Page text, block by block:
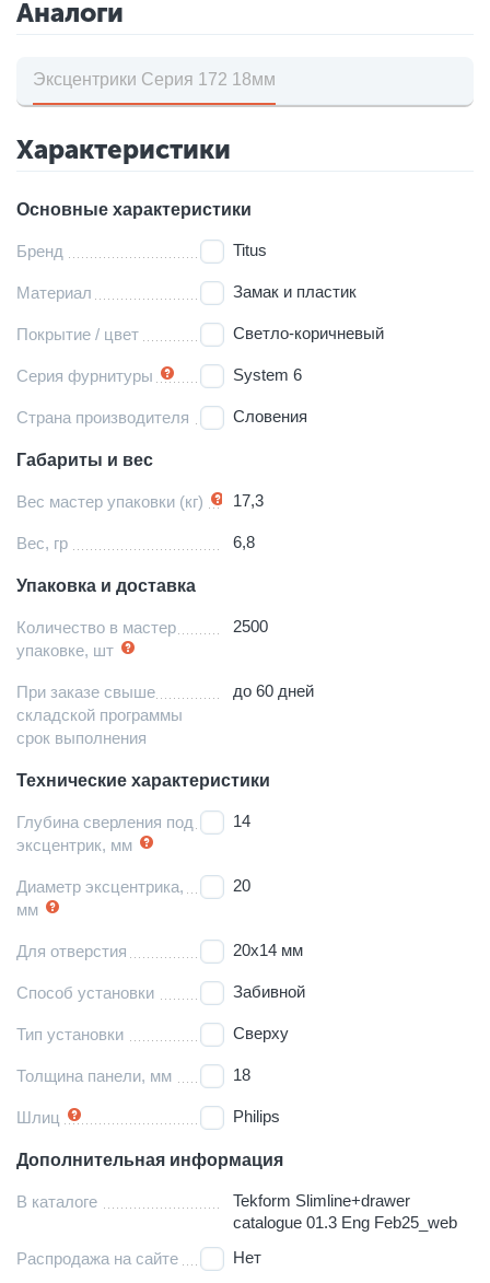
Аналоги
Эксцентрики Серия 172 18мм
Характеристики
Основные характеристики
Бренд Titus
Материал Замак и пластик
Покрытие / цвет Светло-коричневый
Серия фурнитуры System 6
Страна производителя Словения
Габариты и вес
Вес мастер упаковки (кг) 17,3
Вес, гр 6,8
Упаковка и доставка
Количество в мастер
упаковке, шт
2500
При заказе свыше
складской программы
срок выполнения
до 60 дней
Технические характеристики
Глубина сверления под
эксцентрик, мм
14
Диаметр эксцентрика,
мм
20
Для отверстия 20х14 мм
Способ установки Забивной
Тип установки Сверху
Толщина панели, мм 18
Шлиц Philips
Дополнительная информация
В каталоге
Tekform Slimline+drawer
catalogue 01.3 Eng Feb25_web
Распродажа на сайте
Нет